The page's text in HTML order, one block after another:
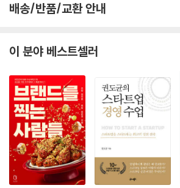
배송/반품/교환 안내
이 분야 베스트셀러